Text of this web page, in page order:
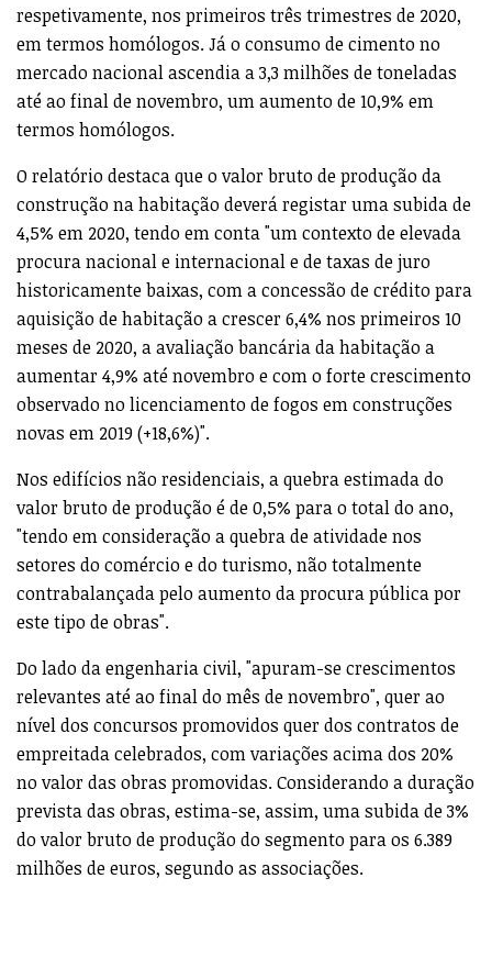
respetivamente, nos primeiros três trimestres de 2020,
em termos homólogos. Já o consumo de cimento no
mercado nacional ascendia a 3,3 milhões de toneladas
até ao final de novembro, um aumento de 10,9% em
termos homólogos.
O relatório destaca que o valor bruto de produção da
construção na habitação deverá registar uma subida de
4,5% em 2020, tendo em conta "um contexto de elevada
procura nacional e internacional e de taxas de juro
historicamente baixas, com a concessão de crédito para
aquisição de habitação a crescer 6,4% nos primeiros 10
meses de 2020, a avaliação bancária da habitação a
aumentar 4,9% até novembro e com o forte crescimento
observado no licenciamento de fogos em construções
novas em 2019 (+18,6%)".
Nos edifícios não residenciais, a quebra estimada do
valor bruto de produção é de 0,5% para o total do ano,
"tendo em consideração a quebra de atividade nos
setores do comércio e do turismo, não totalmente
contrabalançada pelo aumento da procura pública por
este tipo de obras".
Do lado da engenharia civil, "apuram-se crescimentos
relevantes até ao final do mês de novembro", quer ao
nível dos concursos promovidos quer dos contratos de
empreitada celebrados, com variações acima dos 20%
no valor das obras promovidas. Considerando a duração
prevista das obras, estima-se, assim, uma subida de 3%
do valor bruto de produção do segmento para os 6.389
milhões de euros, segundo as associações.